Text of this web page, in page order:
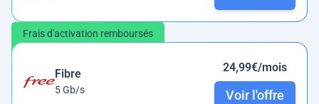
Frais d'activation remboursés
Fibre
5 Gb/s
24,99€/mois
Voir l'offre